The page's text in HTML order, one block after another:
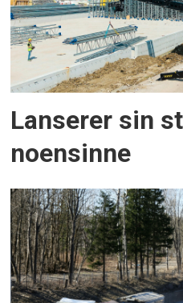
Lanserer sin
noensinne